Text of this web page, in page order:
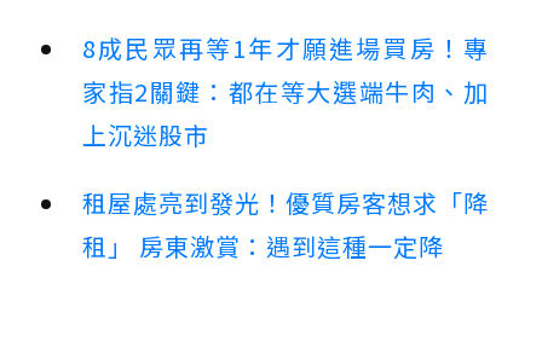
8成民眾再等1年才願進場買房！專
家指2關鍵：都在等大選端牛肉、加
上沉迷股市
租屋處亮到發光！優質房客想求「降
租」 房東激賞：遇到這種一定降